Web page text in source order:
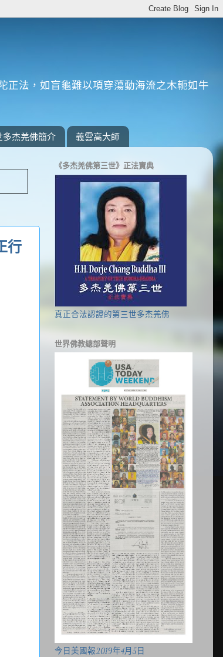
正法，如盲龜難以項穿蕩動海流之木軛如牛
多杰羌佛簡介 義雲高大師
行
《多杰羌佛第三世》正法寶典
真正合法認證的第三世多杰羌佛
世界佛教總部聲明
今日美國報2019年4月5日